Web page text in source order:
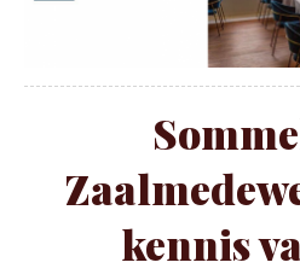
kennis